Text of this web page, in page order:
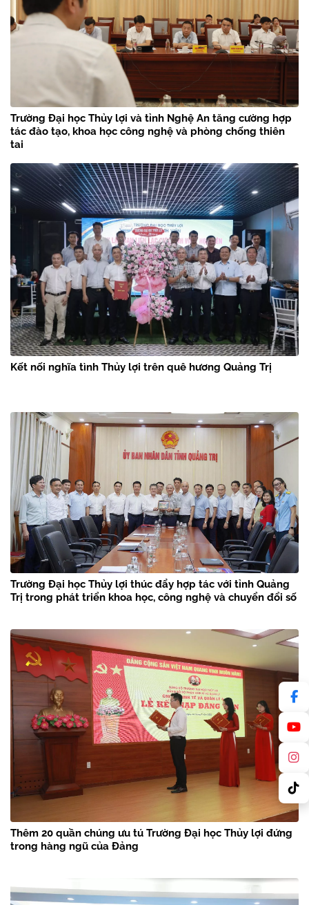
Trường Đại học Thủy lợi và tỉnh Nghệ An tăng cường hợp
tác đào tạo, khoa học công nghệ và phòng chống thiên
tai
Kết nối nghĩa tình Thủy lợi trên quê hương Quảng Trị
Trường Đại học Thủy lợi thúc đẩy hợp tác với tỉnh Quảng
Trị trong phát triển khoa học, công nghệ và chuyển đổi số
Thêm 20 quần chúng ưu tú Trường Đại học Thủy lợi đứng
trong hàng ngũ của Đảng